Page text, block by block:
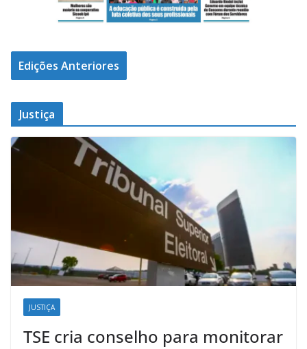
Edições Anteriores
Justiça
JUSTIÇA
TSE cria conselho para monitorar